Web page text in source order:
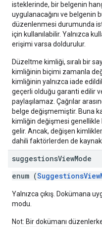
isteklerinde, bir belgenin
uygulanacağını ve belgenin
düzenlenmesi durumunda
için kullanılabilir. Yalnızca
erişimi varsa doldurulur.
Düzeltme kimliği, sıralı bir
kimliğinin biçimi zamanla
kimliğinin yalnızca iade
geçerli olduğu garanti edilir
paylaşılamaz. Çağrılar
belge değişmemiştir. Buna
kimliğin değişmesi
gelir. Ancak, değişen
dahili faktörlerden de
suggestionsViewMode
enum (
Yalnızca çıkış. Dokümana
modu.
Not: Bir dokümanı